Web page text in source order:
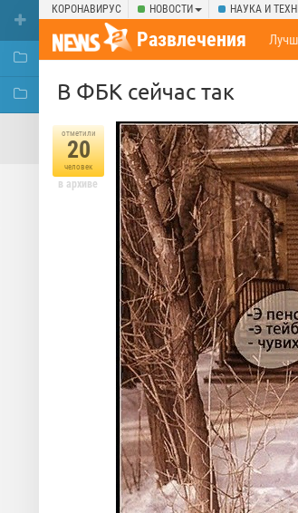
КОРОНАВИРУС НОВОСТИ НАУКА И
Развлечения
В ФБК сейчас так
отметили
20
человек
в архиве